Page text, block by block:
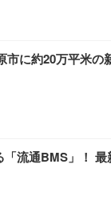
市に約20万平米
「流通BMS」！